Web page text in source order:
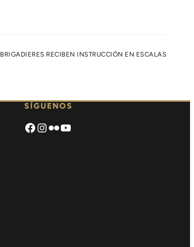
BRIGADIERES RECIBEN INSTRUCCIÓN EN ESCALAS
SÍGUENOS
Facebook
Instagram
Flickrhttps://